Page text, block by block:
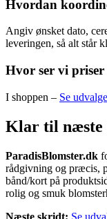
Hvordan
Angiv ønsket dato,
leveringen, så alt står
Hvor ser vi
I shoppen – Se
Klar til næste
ParadisBlomster.dk
rådgivning og præcis,
bånd/kort på
rolig og smuk
Næste skridt: Se